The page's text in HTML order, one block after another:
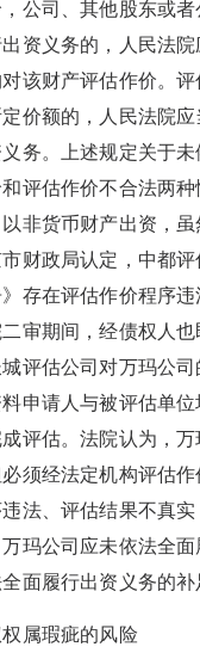
公司、其他股东或
资义务的，人民法
该财产评估作价。
价额的，人民法院
务。上述规定关于
评估作价不合法两
非货币财产出资，
财政局认定，中都
》存在评估作价程序
审期间，经债权人
评估公司对万玛公司
申请人与被评估单位
评估。法院认为，
须经法定机构评估
法、评估结果不真
玛公司应未依法全
面履行出资义务的补
属瑕疵的风险